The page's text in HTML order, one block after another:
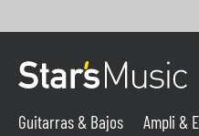
Guitarras & Bajos Ampli &